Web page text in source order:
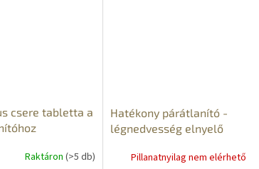
csere tabletta a
Raktáron (>5 db)
Hatékony párátlanító -
légnedvesség elnyelő
Pillanatnyilag nem elérhető